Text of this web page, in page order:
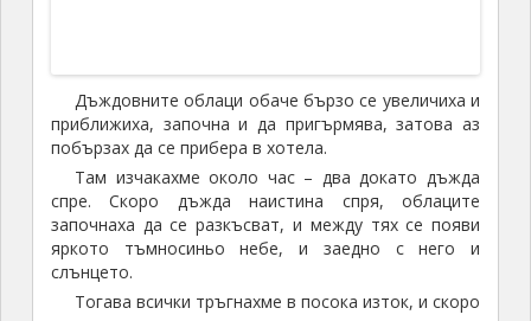
отдалечим и да навлезем по-навътре в пустинята.
И наистина, основната маса туристи се „блъскаха“
само край входа, където бяха и основните
атракции – камили, бъгита, пясъчни шейни и други
подобни. Но няколко стотин метра по-навътре
беше празно, пусто, само дюни, в далечината синьо
– зелени планини, в другата посока синевата на
езерото Чинхай, а над нас – ярко слънце с
тъмносиньо небе и бели облаци. И само тишина и
лек вятър – това вече беше истинската част от
пустинята.